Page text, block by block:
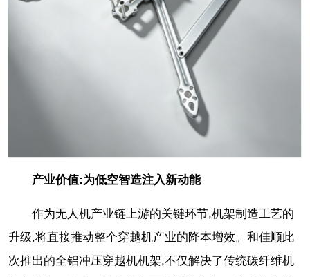
产业价值:为低空智造注入新动能
作为无人机产业链上游的关键环节,机架制造工艺的
升级,将直接推动整个穿越机产业的降本增效。和佳顺此
次推出的全铝冲压穿越机机架,不仅解决了传统碳纤维机